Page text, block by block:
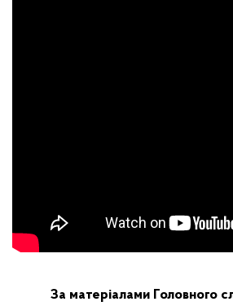
За матеріалами Головного